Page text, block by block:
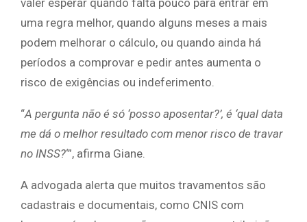
uma regra melhor, quando alguns meses a mais
podem melhorar o cálculo, ou quando ainda há
períodos a comprovar e pedir antes aumenta o
risco de exigências ou indeferimento.
“A pergunta não é só ‘posso aposentar?’, é ‘qual data
me dá o melhor resultado com menor risco de travar
no INSS?‘”, afirma Giane.
A advogada alerta que muitos travamentos são
cadastrais e documentais, como CNIS com